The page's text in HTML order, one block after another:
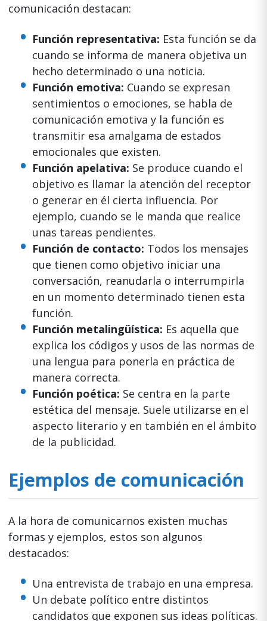
comunicación destacan:
Función representativa: Esta función se da
cuando se informa de manera objetiva un
hecho determinado o una noticia.
Función emotiva: Cuando se expresan
sentimientos o emociones, se habla de
comunicación emotiva y la función es
transmitir esa amalgama de estados
emocionales que existen.
Función apelativa: Se produce cuando el
objetivo es llamar la atención del receptor
o generar en él cierta influencia. Por
ejemplo, cuando se le manda que realice
unas tareas pendientes.
Función de contacto: Todos los mensajes
que tienen como objetivo iniciar una
conversación, reanudarla o interrumpirla
en un momento determinado tienen esta
función.
Función metalingüística: Es aquella que
explica los códigos y usos de las normas de
una lengua para ponerla en práctica de
manera correcta.
Función poética: Se centra en la parte
estética del mensaje. Suele utilizarse en el
aspecto literario y en también en el ámbito
de la publicidad.
Ejemplos de comunicación
A la hora de comunicarnos existen muchas
formas y ejemplos, estos son algunos
destacados:
Una entrevista de trabajo en una empresa.
Un debate político entre distintos
candidatos que exponen sus ideas políticas.